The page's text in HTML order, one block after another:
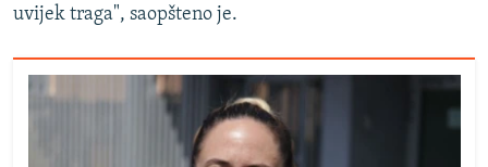
uvijek traga", saopšteno je.